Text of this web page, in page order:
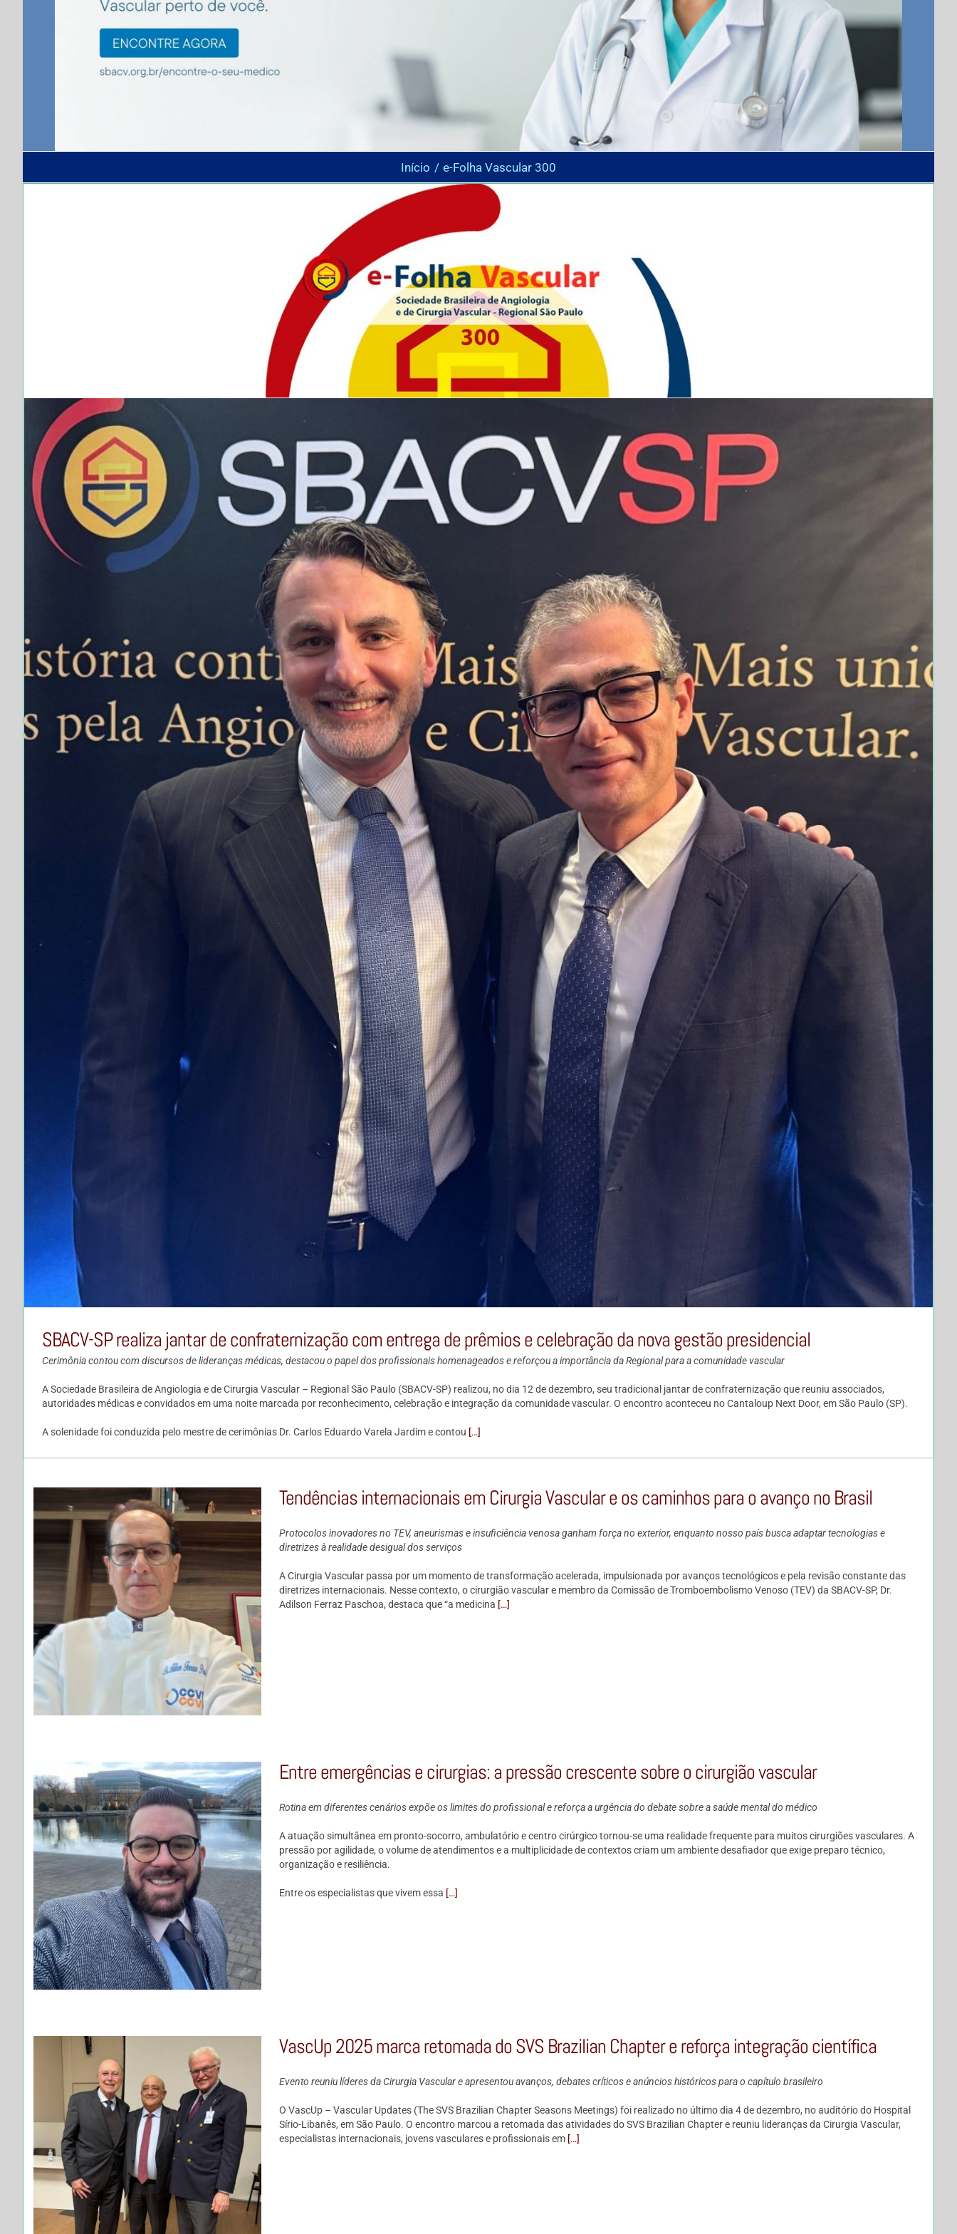
Início e-Folha Vascular 300
SBACV-SP realiza jantar de confraternização com entrega de prêmios e celebração da nova gestão presidencial
Cerimônia contou com discursos de lideranças médicas, destacou o papel dos profissionais homenageados e reforçou a importância da Regional para a comunidade vascular
A Sociedade Brasileira de Angiologia e de Cirurgia Vascular – Regional São Paulo (SBACV-SP) realizou, no dia 12 de dezembro, seu tradicional jantar de confraternização que reuniu associados,
autoridades médicas e convidados em uma noite marcada por reconhecimento, celebração e integração da comunidade vascular. O encontro aconteceu no Cantaloup Next Door, em São Paulo (SP).
A solenidade foi conduzida pelo mestre de cerimônias Dr. Carlos Eduardo Varela Jardim e contou […]
Tendências internacionais em Cirurgia Vascular e os caminhos para o avanço no Brasil
Protocolos inovadores no TEV, aneurismas e insuficiência venosa ganham força no exterior, enquanto nosso país busca adaptar tecnologias e
diretrizes à realidade desigual dos serviços
A Cirurgia Vascular passa por um momento de transformação acelerada, impulsionada por avanços tecnológicos e pela revisão constante das
diretrizes internacionais. Nesse contexto, o cirurgião vascular e membro da Comissão de Tromboembolismo Venoso (TEV) da SBACV-SP, Dr.
Adilson Ferraz Paschoa, destaca que “a medicina […]
Entre emergências e cirurgias: a pressão crescente sobre o cirurgião vascular
Rotina em diferentes cenários expõe os limites do profissional e reforça a urgência do debate sobre a saúde mental do médico
A atuação simultânea em pronto-socorro, ambulatório e centro cirúrgico tornou-se uma realidade frequente para muitos cirurgiões vasculares. A
pressão por agilidade, o volume de atendimentos e a multiplicidade de contextos criam um ambiente desafiador que exige preparo técnico,
organização e resiliência.
Entre os especialistas que vivem essa […]
VascUp 2025 marca retomada do SVS Brazilian Chapter e reforça integração científica
Evento reuniu líderes da Cirurgia Vascular e apresentou avanços, debates críticos e anúncios históricos para o capítulo brasileiro
O VascUp – Vascular Updates (The SVS Brazilian Chapter Seasons Meetings) foi realizado no último dia 4 de dezembro, no auditório do Hospital
Sírio-Libanês, em São Paulo. O encontro marcou a retomada das atividades do SVS Brazilian Chapter e reuniu lideranças da Cirurgia Vascular,
especialistas internacionais, jovens vasculares e profissionais em[…]